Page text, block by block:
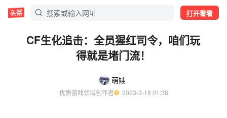
打开看看
CF生化追击：全员猩红司令，咱们玩
得就是堵门流！
萌娃
优质游戏领域创作者
  2023-3-18 01:38